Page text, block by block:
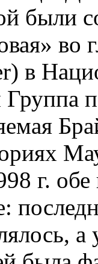
были
во
в
Группа
г.